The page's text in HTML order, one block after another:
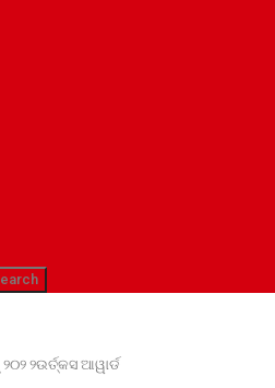
୨ଉର୍ତ୍କସ ଆୱାର୍ଡ